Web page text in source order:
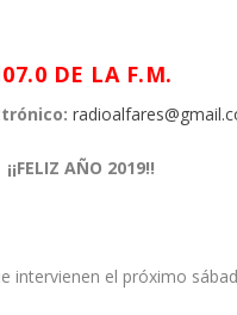
DE LA F.M.
¡¡FELIZ AÑO 2019!!
intervienen el próximo